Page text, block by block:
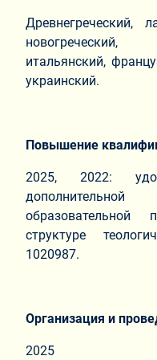
Древнегреческий,
новогреческий,
итальянский,
украинский.
Повышение
2025, 2022:
структуре
1020987.
Организация и
2025